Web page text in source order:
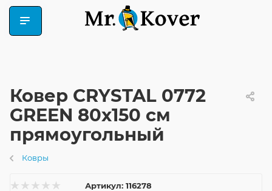
Ковер CRYSTAL 0772
GREEN 80x150 см
прямоугольный
Ковры
Артикул: 116278